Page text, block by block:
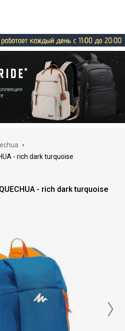
›
- rich dark turquoise
- rich dark turquoise